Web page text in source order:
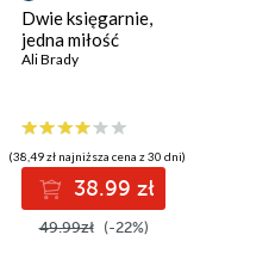
Dwie księgarnie,
jedna miłość
Ali Brady
(38,49 zł najniższa cena z 30 dni)
38.99 zł
49.99zł (-22%)